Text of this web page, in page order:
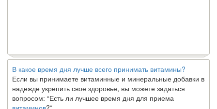
В какое время дня лучше всего принимать витамины?
Если вы принимаете витаминные и минеральные добавки в
надежде укрепить свое здоровье, вы можете задаться
вопросом: “Есть ли лучшее время дня для приема
витаминов ?”